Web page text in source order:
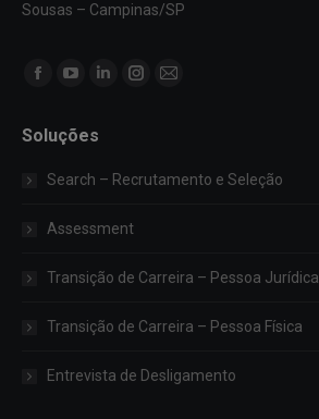
Sousas – Campinas/SP
Encontre-nos em:
Facebook
opens
in
window
YouTube
opens
window
Linkedin
in
window
Instagram
Mail
Soluções
Search – Recrutamento e Seleção
Assessment
Transição de Carreira – Pessoa Jurídica
Transição de Carreira – Pessoa Física
Entrevista de Desligamento